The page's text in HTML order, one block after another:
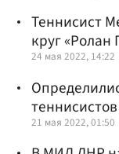
Теннисист
круг «Ролан
24 мая 2022, 14:22
21 мая 2022, 01:50